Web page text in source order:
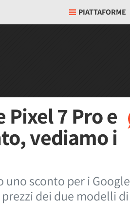
PIATTAFORME
7 Pro e
vediamo i
uno sconto per i Google
dei due modelli di